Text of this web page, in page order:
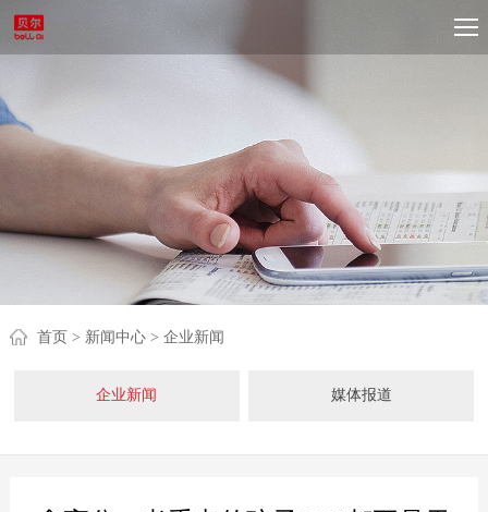
首页 > 新闻中心 > 企业新闻
企业新闻 媒体报道